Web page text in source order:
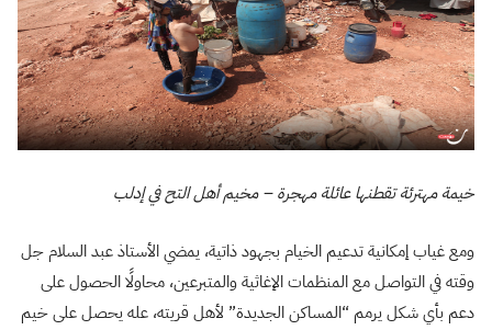
خيمة مهترئة تقطنها عائلة مهجرة – مخيم أهل التح في إدلب
ومع غياب إمكانية تدعيم الخيام بجهود ذاتية، يمضي الأستاذ عبد السلام جل
وقته في التواصل مع المنظمات الإغاثية والمتبرعين، محاولًا الحصول على
دعم بأي شكل يرمم “المساكن الجديدة” لأهل قريته، عله يحصل على خيم